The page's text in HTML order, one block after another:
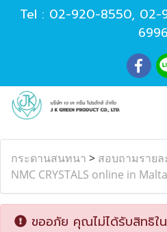
Tel : 02-920-8550, 02-
6996
กระดานสนทนา > สอบถามรายล
NMC CRYSTALS online in Malta
ขออภัย คุณไม่ได้รับสิทธิใ